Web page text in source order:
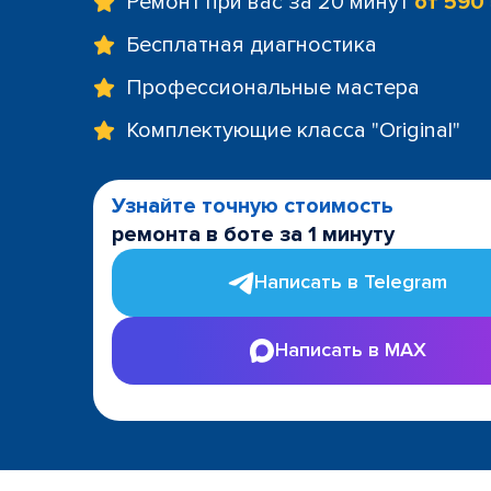
Бесплатная диагностика
Профессиональные мастера
Комплектующие класса "Original"
Узнайте точную стоимость
ремонта в боте за 1 минуту
Написать в Telegram
Написать в MAX